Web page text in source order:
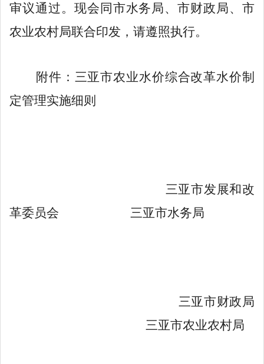
审议通过。现会同市水务局、市财政局、市
农业农村局联合印发，请遵照执行。
附件：三亚市农业水价综合改革水价制
定管理实施细则
三亚市发展和改
革委员会 三亚市水务局
三亚市财政局
三亚市农业农村局